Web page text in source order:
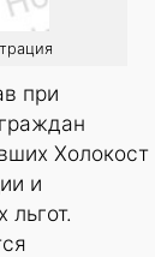
при
Холокост
и